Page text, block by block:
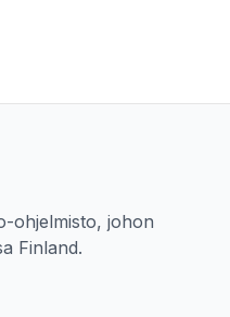
ohjelmisto, johon
Finland.